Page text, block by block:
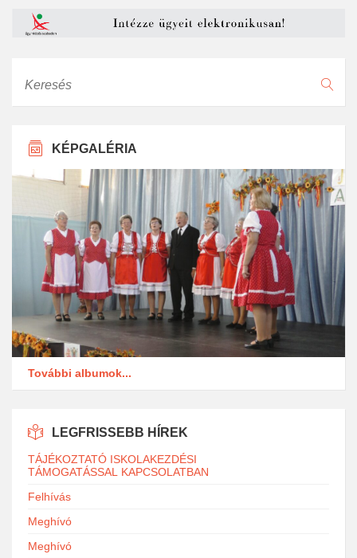
KÉPGALÉRIA
További albumok...
LEGFRISSEBB HÍREK
TÁJÉKOZTATÓ ISKOLAKEZDÉSI
TÁMOGATÁSSAL KAPCSOLATBAN
Felhívás
Meghívó
Meghívó